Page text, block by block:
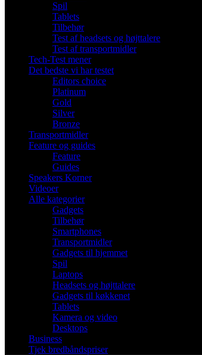
Spil
Tablets
Tilbehør
Test af headsets og højttalere
Test af transportmidler
Tech-Test mener
Det bedste vi har testet
Editors choice
Platinum
Gold
Silver
Bronze
Transportmidler
Feature og guides
Feature
Guides
Speakers Korner
Videoer
Alle kategorier
Gadgets
Tilbehør
Smartphones
Transportmidler
Gadgets til hjemmet
Spil
Laptops
Headsets og højttalere
Gadgets til køkkenet
Tablets
Kamera og video
Desktops
Business
Tjek bredbåndspriser